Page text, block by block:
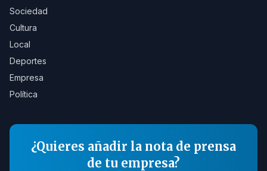
Sociedad
Cultura
Local
Deportes
Empresa
Política
¿Quieres añadir la nota de prensa
de tu empresa?